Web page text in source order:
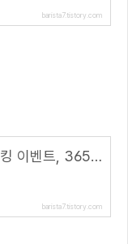
barista7.tistory.com
앱테크, 헤이폴 7월 랭킹 이벤트, 365일 촉촉한 피부 도전!( 추천 코드 : bLjE7eb )
barista7.tistory.com